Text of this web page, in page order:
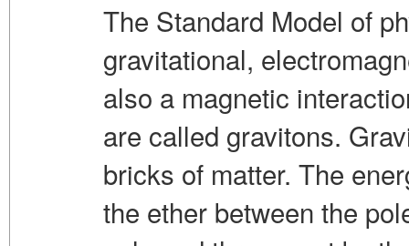
The Standard Model of
gravitational,
also a magnetic
are called gravitons.
bricks of matter. The
the ether between the